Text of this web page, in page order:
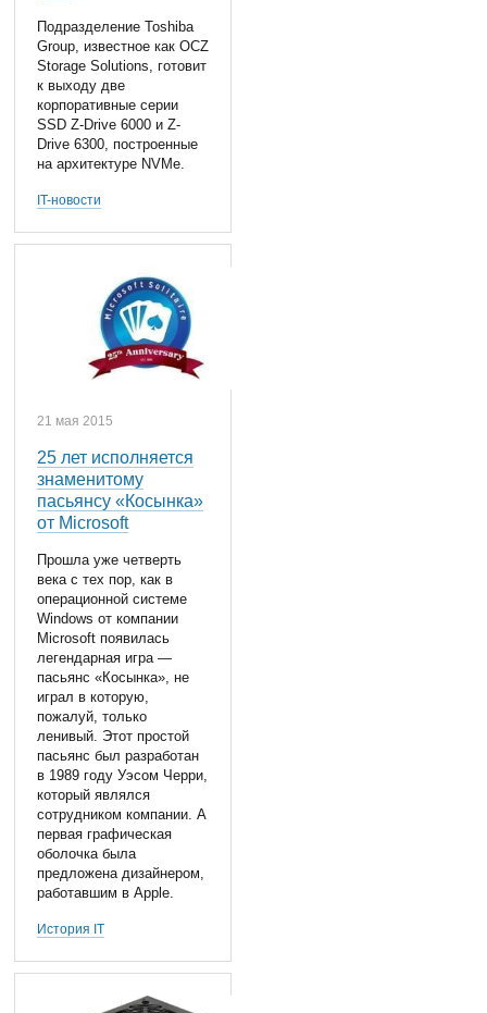
Подразделение Toshiba
Group, известное как OCZ
Storage Solutions, готовит
к выходу две
корпоративные серии
SSD Z-Drive 6000 и Z-
Drive 6300, построенные
на архитектуре NVMe.
IT-новости
21 мая 2015
25 лет исполняется
знаменитому
пасьянсу «Косынка»
от Microsoft
Прошла уже четверть
века с тех пор, как в
операционной системе
Windows от компании
Microsoft появилась
легендарная игра —
пасьянс «Косынка», не
играл в которую,
пожалуй, только
ленивый. Этот простой
пасьянс был разработан
в 1989 году Уэсом Черри,
который являлся
сотрудником компании. А
первая графическая
оболочка была
предложена дизайнером,
работавшим в Apple.
История IT